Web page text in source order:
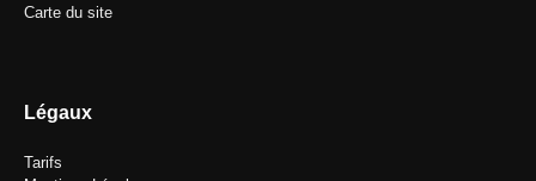
Carte du site
Légaux
Tarifs